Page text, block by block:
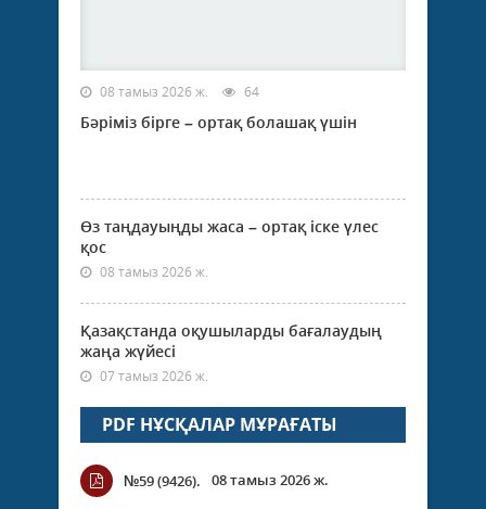
08 тамыз 2026 ж. 64
Бәріміз бірге – ортақ болашақ үшін
Өз таңдауыңды жаса – ортақ іске үлес
қос
08 тамыз 2026 ж.
Қазақстанда оқушыларды бағалаудың
жаңа жүйесі
07 тамыз 2026 ж.
PDF НҰСҚАЛАР МҰРАҒАТЫ
№59 (9426). 08 тамыз 2026 ж.